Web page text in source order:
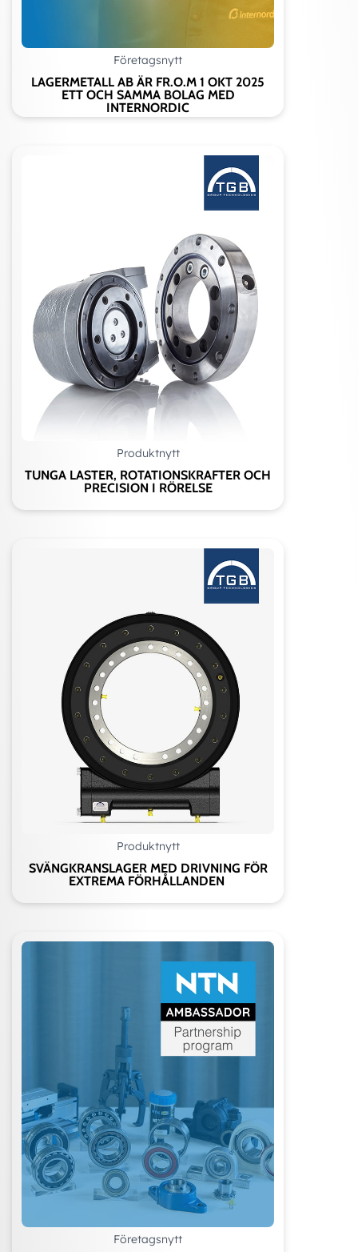
Företagsnytt
LAGERMETALL AB ÄR FR.O.M 1 OKT 2025
ETT OCH SAMMA BOLAG MED
INTERNORDIC
Produktnytt
TUNGA LASTER, ROTATIONSKRAFTER OCH
PRECISION I RÖRELSE
Produktnytt
SVÄNGKRANSLAGER MED DRIVNING FÖR
EXTREMA FÖRHÅLLANDEN
Företagsnytt